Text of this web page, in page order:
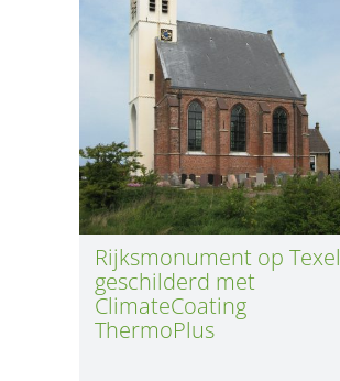
Rijksmonument op Texel
geschilderd met
ClimateCoating
ThermoPlus